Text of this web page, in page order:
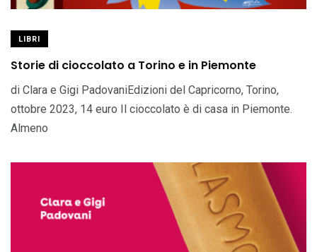
LIBRI
Storie di cioccolato a Torino e in Piemonte
di Clara e Gigi PadovaniEdizioni del Capricorno, Torino,
ottobre 2023, 14 euro Il cioccolato è di casa in Piemonte.
Almeno